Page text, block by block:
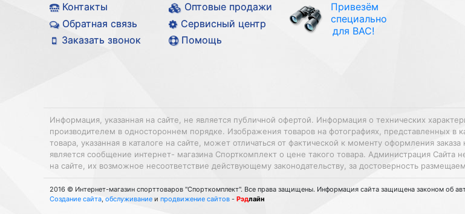
Контакты
Обратная связь
Заказать звонок
Оптовые продажи
Сервисный центр
Помощь
Привезём
специально
для ВАС!
Информация, указанная на сайте, не является публичной офертой. Информация о технических
производителем в одностороннем порядке. Изображения товаров на фотографиях, представленных в
товара, указанная в каталоге на сайте, может отличаться от фактической к моменту оформления
является сообщение интернет- магазина Спорткомплект о цене такого товара. Администрация Сайта
на сайте, их возможное несоответствие действующему законодательству, за достоверность
2016 © Интернет-магазин спорттоваров "Спорткомплект". Все права защищены. Информация сайта защищена законом об
Создание сайта, обслуживание и продвижение сайтов - Рэдлайн